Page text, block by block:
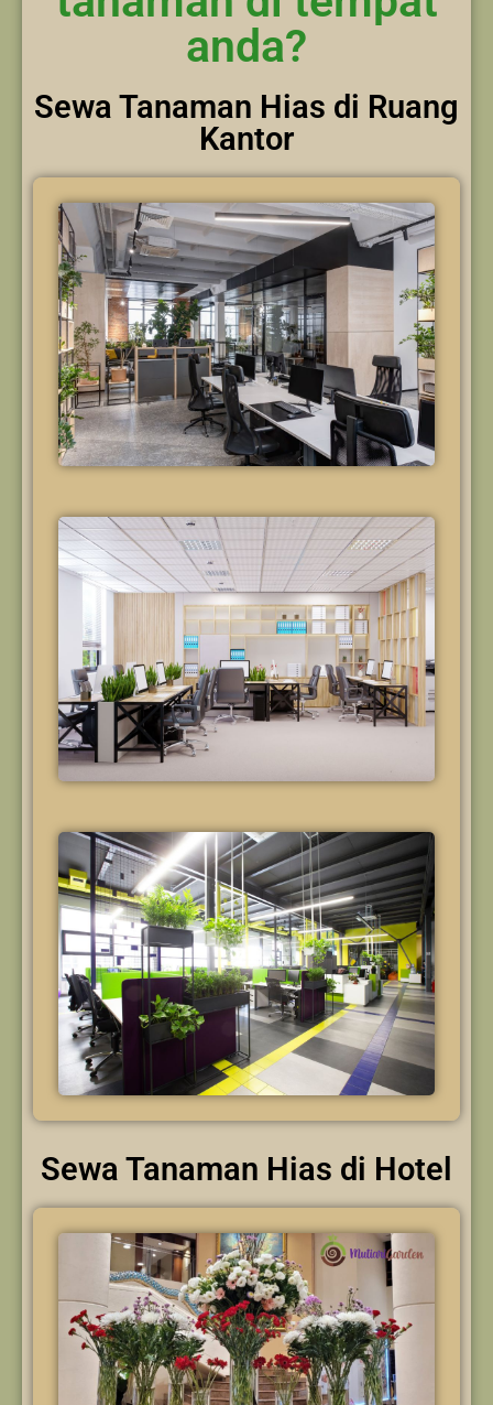
anda?
Sewa Tanaman Hias di Ruang
Kantor
Sewa Tanaman Hias di Hotel